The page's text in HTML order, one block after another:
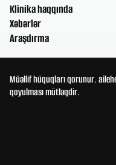
Klinika haqqında
Xəbərlər
Araşdırma
Müəllif hüquqları qorunur.
qoyulması mütləqdir.